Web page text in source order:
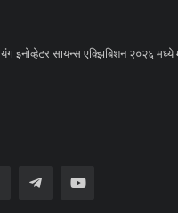
यंग इनोव्हेटर सायन्स एक्झिबिशन २०२६ मध्ये